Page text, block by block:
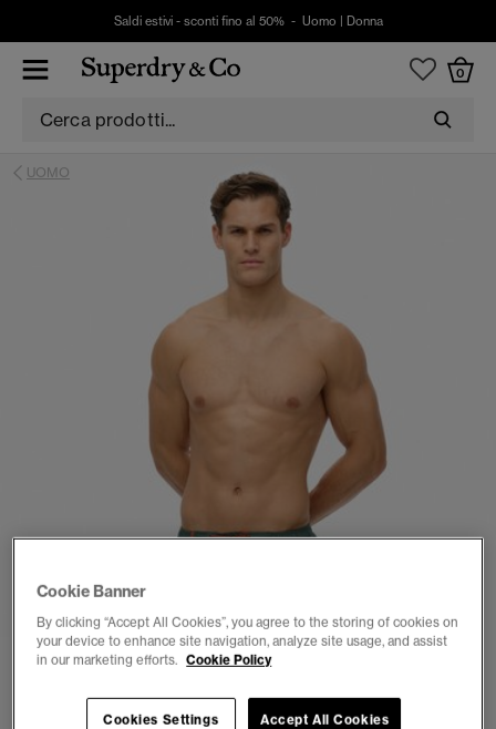
Saldi estivi - sconti fino al 50% - Uomo Donna
0
UOMO
Cookie Banner
By clicking “Accept All Cookies”, you agree to the storing of cookies on
your device to enhance site navigation, analyze site usage, and assist
in our marketing efforts. Cookie Policy
Cookies Settings Accept All Cookies